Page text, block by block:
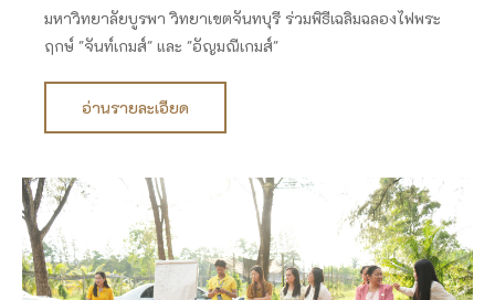
มหาวิทยาลัยบูรพา วิทยาเขตจันทบุรี ร่วมพิธีเฉลิมฉลองไฟพระ
ฤกษ์ "จันท์เกมส์" และ "อัญมณีเกมส์"
อ่านรายละเอียด